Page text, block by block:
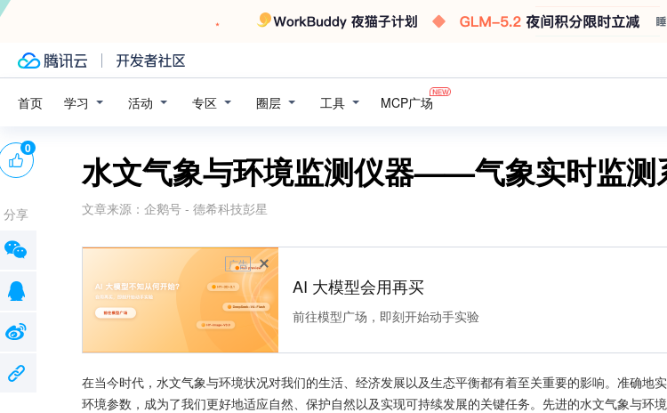
首页 学习 活动 专区 圈层 工具 MCP广场
水文气象与环境监测仪器——气象实时监测
文章来源： 企鹅号 - 德希科技彭星
广告
AI 大模型会用再买
前往模型广场，即刻开始动手实验
在当今时代，水文气象与环境状况对我们的生活、经济发展以及生态平衡都有着至关重要的影响。准确地
环境参数，成为了我们更好地适应自然、保护自然以及实现可持续发展的关键任务。先进的水文气象与环
0
分享